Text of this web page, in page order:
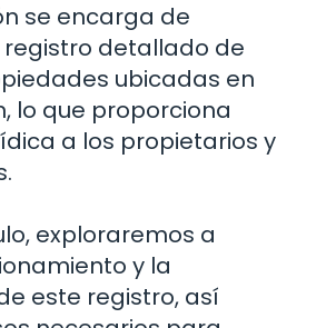
se encarga de
detallado de
ubicadas en
lo que proporciona
a los propietarios y
exploraremos a
y la
este registro, así